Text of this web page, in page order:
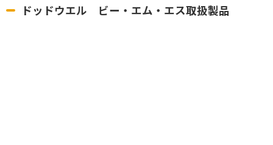
ドッドウエル ビー・エム・エス取扱製品